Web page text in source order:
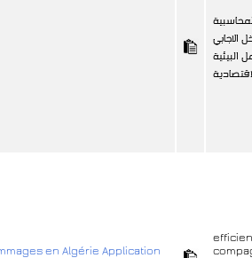
الاجابي
البيئية
en Algérie Application